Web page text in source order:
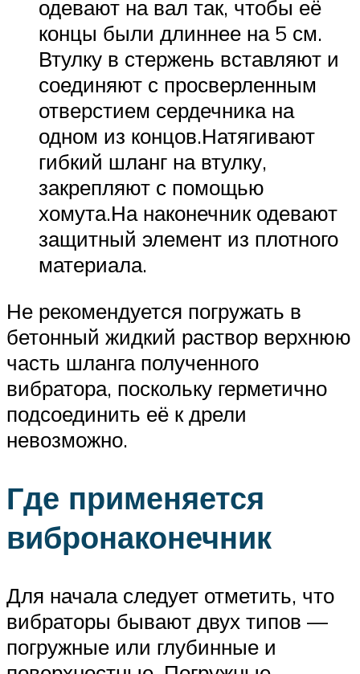
одевают на вал так, чтобы её
концы были длиннее на 5 см.
Втулку в стержень вставляют и
соединяют с просверленным
отверстием сердечника на
одном из концов.Натягивают
гибкий шланг на втулку,
закрепляют с помощью
хомута.На наконечник одевают
защитный элемент из плотного
материала.
Не рекомендуется погружать в
бетонный жидкий раствор верхнюю
часть шланга полученного
вибратора, поскольку герметично
подсоединить её к дрели
невозможно.
Где применяется
вибронаконечник
Для начала следует отметить, что
вибраторы бывают двух типов —
погружные или глубинные и